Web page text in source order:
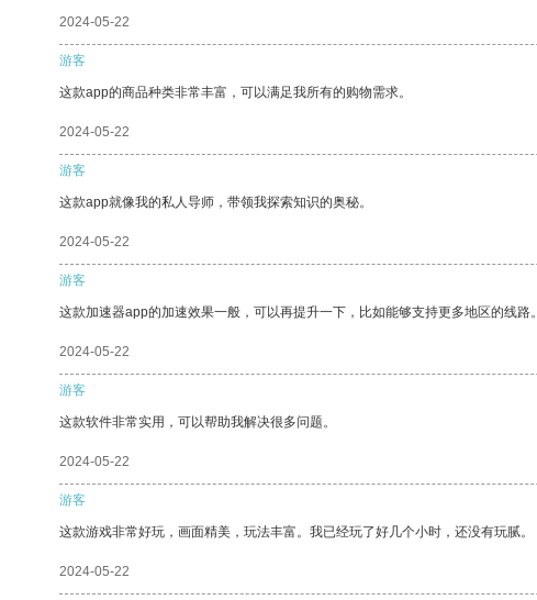
2024-05-22
游客
这款app的商品种类非常丰富，可以满足我所有的购物需求。
2024-05-22
游客
这款app就像我的私人导师，带领我探索知识的奥秘。
2024-05-22
游客
这款加速器app的加速效果一般，可以再提升一下，比如能够支持更多地区的线路。
2024-05-22
游客
这款软件非常实用，可以帮助我解决很多问题。
2024-05-22
游客
这款游戏非常好玩，画面精美，玩法丰富。我已经玩了好几个小时，还没有玩腻。
2024-05-22